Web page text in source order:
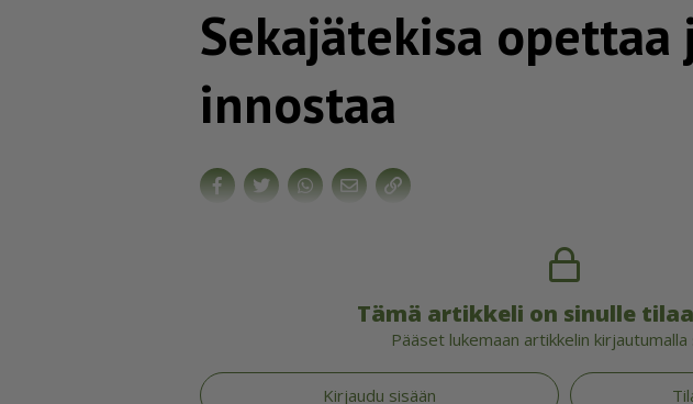
Sekajätekisa opettaa
innostaa
Tämä artikkeli on sinulle
Pääset lukemaan artikkelin kirjautumalla
Kirjaudu sisään